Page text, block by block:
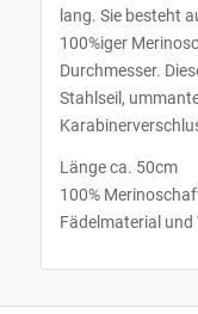
lang. Sie besteht
100%iger
Durchmesser.
Stahlseil,
Länge ca. 50cm
100%
Fädelmaterial